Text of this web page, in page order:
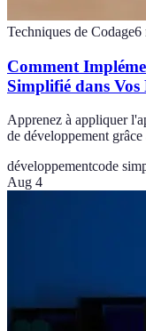
Techniques de Codage6
Comment
Simplifié dans Vos
Apprenez à appliquer
de développement
développementcode
Aug 4